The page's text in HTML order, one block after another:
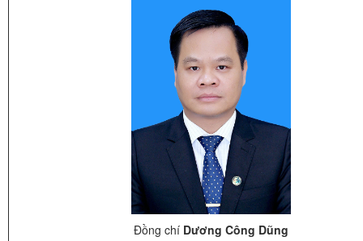
Đồng chí Dương Công Dũng